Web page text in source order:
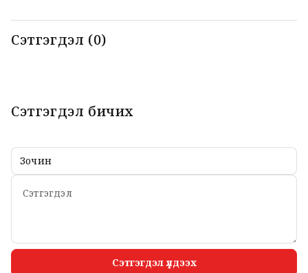
Сэтгэгдэл (0)
Сэтгэгдэл бичих
Сэтгэгдэл үлдээх